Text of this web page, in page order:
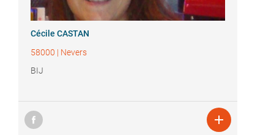
Cécile CASTAN
58000 | Nevers
BIJ
